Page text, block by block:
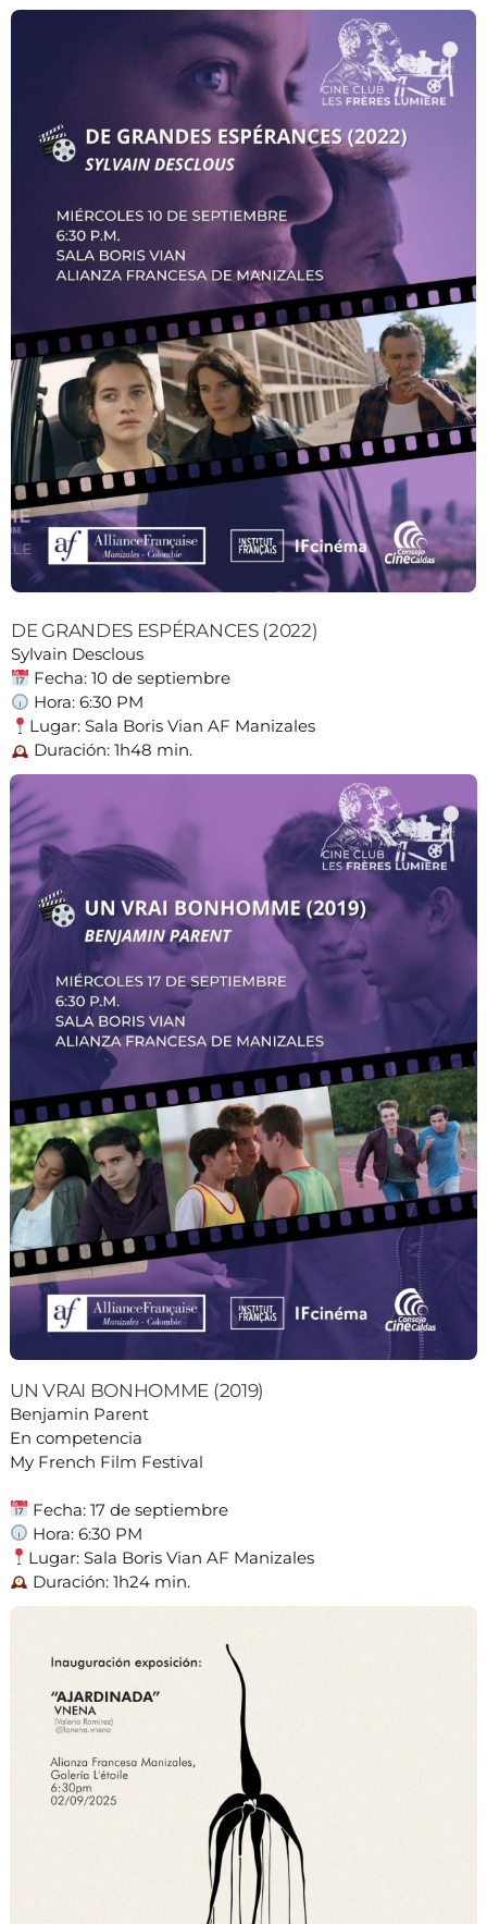
DE GRANDES ESPÉRANCES (2022)
Sylvain Desclous
Fecha: 10 de septiembre
Hora: 6:30 PM
Lugar: Sala Boris Vian AF Manizales
Duración: 1h48 min.
UN VRAI BONHOMME (2019)
Benjamin Parent
En competencia
My French Film Festival
Fecha: 17 de septiembre
Hora: 6:30 PM
Lugar: Sala Boris Vian AF Manizales
Duración: 1h24 min.